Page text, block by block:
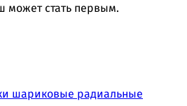
может стать первым.
шариковые радиальные